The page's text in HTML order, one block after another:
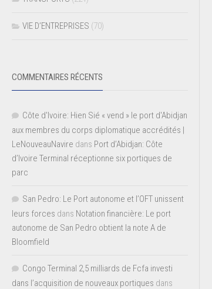
VIE D’ENTREPRISES (70)
COMMENTAIRES RÉCENTS
Côte d'Ivoire: Hien Sié « vend » le port d'Abidjan
aux membres du corps diplomatique accrédités |
LeNouveauNavire dans Port d’Abidjan: Côte
d’Ivoire Terminal réceptionne six portiques de
parc
San Pedro: Le Port autonome et l’OFT unissent
leurs forces dans Notation financière: Le port
autonome de San Pedro obtient la note A de
Bloomfield
Congo Terminal 2,5 milliards de Fcfa investi
dans l’acquisition de nouveaux portiques dans